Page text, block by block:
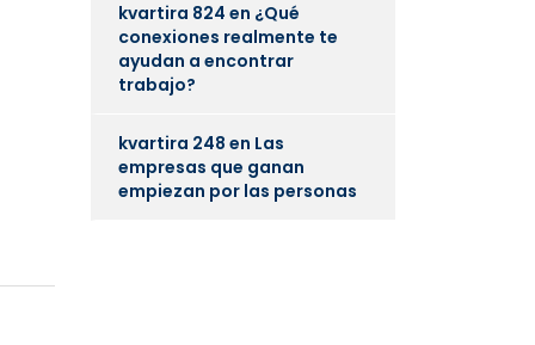
kvartira 824 en ¿Qué
conexiones realmente te
ayudan a encontrar
trabajo?
kvartira 248 en Las
empresas que ganan
empiezan por las personas